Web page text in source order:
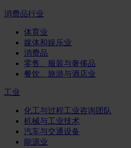
消费品行业
体育业
媒体和娱乐业
消费品
零售、服装与奢侈品
餐饮、旅游与酒店业
工业
化工与过程工业咨询团队
机械与工业技术
汽车与交通设备
能源业